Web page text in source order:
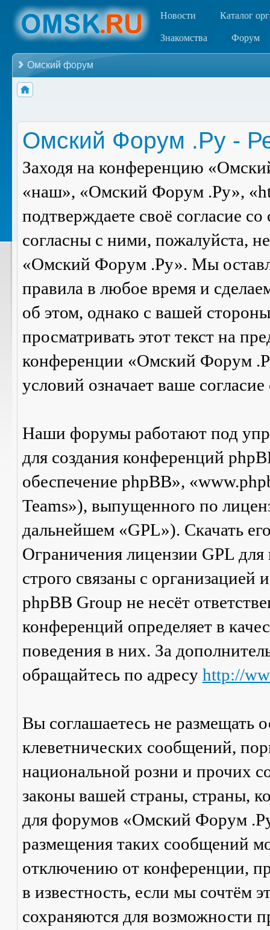
Новости Каталог
Знакомства Форум
Омский форум
Омский Форум .Ру -
Заходя на конференцию
«наш», «Омский Форум .Ру»,
подтверждаете своё согласие
согласны с ними, пожалуйста,
«Омский Форум .Ру». Мы
правила в любое время и
об этом, однако с вашей
просматривать этот текст на
конференции «Омский Форум
условий означает ваше
Наши форумы работают под
для создания конференций
обеспечение phpBB»,
Teams»), выпущенного по
дальнейшем «GPL»). Скачать
Ограничения лицензии GPL
строго связаны с
phpBB Group не несёт
конференций определяет в
поведения в них. За
обращайтесь по адресу http://
Вы соглашаетесь не размещать
клеветнических сообщений,
национальной розни и прочих
законы вашей страны, страны,
для форумов «Омский Форум
размещения таких сообщений
отключению от конференции,
в известность, если мы сочтём
сохраняются для возможности